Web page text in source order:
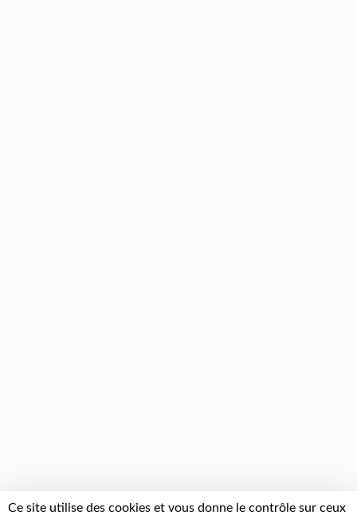
Ce site utilise des cookies et vous donne le contrôle sur ceux